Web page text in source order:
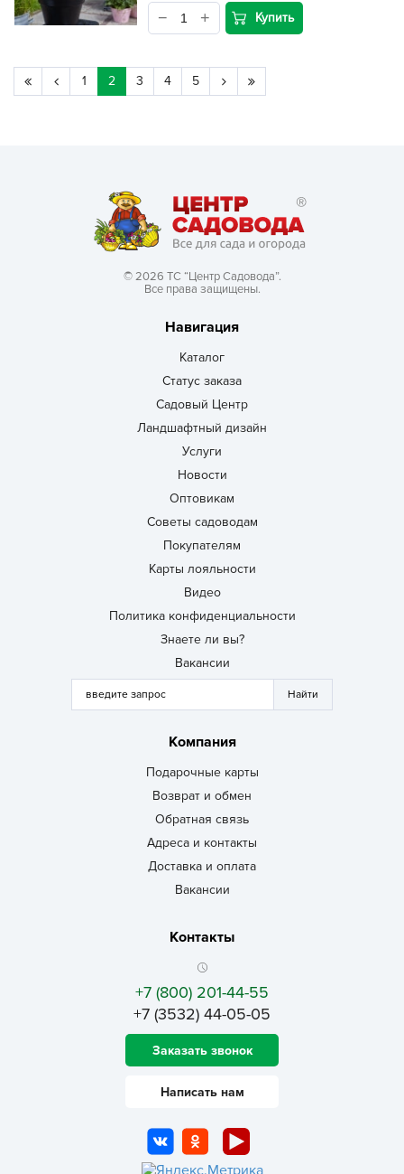
Купить
1 2 3 4 5
© 2026 ТС “Центр Садовода”.
Все права защищены.
Навигация
Каталог
Статус заказа
Садовый Центр
Ландшафтный дизайн
Услуги
Новости
Оптовикам
Советы садоводам
Покупателям
Карты лояльности
Видео
Политика конфиденциальности
Знаете ли вы?
Вакансии
Компания
Подарочные карты
Возврат и обмен
Обратная связь
Адреса и контакты
Доставка и оплата
Вакансии
Контакты
+7 (800) 201-44-55
+7 (3532) 44-05-05
Заказать звонок
Написать нам